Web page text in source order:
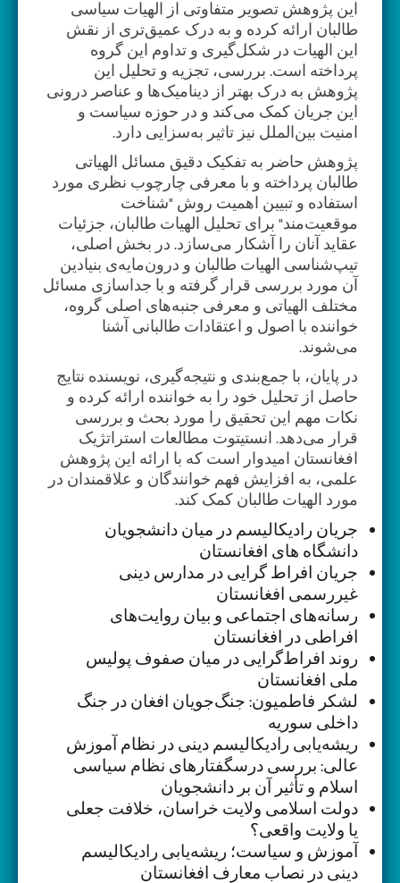
این پژوهش تصویر متفاوتی از الهیات سیاسی
طالبان ارائه کرده و به درک عمیق‌تری از نقش
این الهیات در شکل‌گیری و تداوم این گروه
پرداخته است. بررسی، تجزیه و تحلیل این
پژوهش به درک بهتر از دینامیک‌ها و عناصر درونی
این جریان کمک می‌کند و در حوزه سیاست و
امنیت بین‌الملل نیز تاثیر به‌سزایی دارد.
پژوهش حاضر به تفکیک دقیق مسائل الهیاتی
طالبان پرداخته و با معرفی چارچوب نظری مورد
استفاده و تبیین اهمیت روش "شناخت
موقعیت‌مند" برای تحلیل الهیات طالبان، جزئیات
عقاید آنان را آشکار می‌سازد. در بخش اصلی،
تیپ‌شناسی الهیات طالبان و درون‌مایه‌ی بنیادین
آن مورد بررسی قرار گرفته و با جداسازی مسائل
مختلف الهیاتی و معرفی جنبه‌های اصلی گروه،
خواننده با اصول و اعتقادات طالبانی آشنا
می‌شوند.
در پایان، با جمع‌بندی و نتیجه‌گیری، نویسنده نتایج
حاصل از تحلیل خود را به خواننده ارائه کرده و
نکات مهم این تحقیق را مورد بحث و بررسی
قرار می‌دهد. انستیتوت مطالعات استراتژیک
افغانستان امیدوار است که با ارائه این پژوهش
علمی، به افزایش فهم خوانندگان و علاقمندان در
مورد الهیات طالبان کمک کند.
جریان رادیکالیسم در میان دانشجویان
دانشگاه های افغانستان
جریان افراط ‌گرایی در مدارس دینی
غیررسمی افغانستان
رسانه‌های اجتماعی و بیان روایت‌های
افراطی در افغانستان
روند افراط‌گرایی در میان ‌صفوف پولیس
ملی افغانستان
لشکر فاطمیون: جنگ‌جویان افغان در جنگ
داخلی سوریه
ریشه‌یابی رادیکالیسم دینی در نظام آموزش
عالی: بررسی درسگفتارهای نظام سیاسی
اسلام و تأثیر آن بر دانشجویان
دولت اسلامی ولایت خراسان، خلافت جعلی
یا ولایت واقعی؟
آموزش و سیاست؛ ریشه‌یابی رادیکالیسم
دینی در نصاب معارف افغانستان